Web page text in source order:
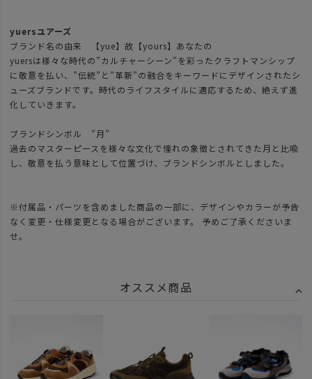
yuersユアーズ
ブランド名の由来 【yue】故【yours】あなたの
yuersは様々な時代の”カルチャーシーン”を彩ったクラフトマンシップ
に敬意を払い、”伝統”と”革新”の融合をキーワードにデザインされたシ
ューズブランドです。時代のライフスタイルに適応するため、絶えず進
化していきます。
ブランドシンボル ”月”
過去のマスターピースを様々な文化で憧れの象徴とされてきた月と比喩
し、敬意を払う意味として位置づけ、ブランドシンボルとしました。
※付属品・パーツを含めました商品の一部に、デザインやカラーが予告
なく変更・仕様変更となる場合がございます。 予めご了承くださいま
せ。
オススメ商品